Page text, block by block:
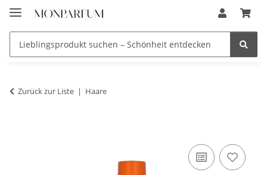
Zurück zur Liste Haare